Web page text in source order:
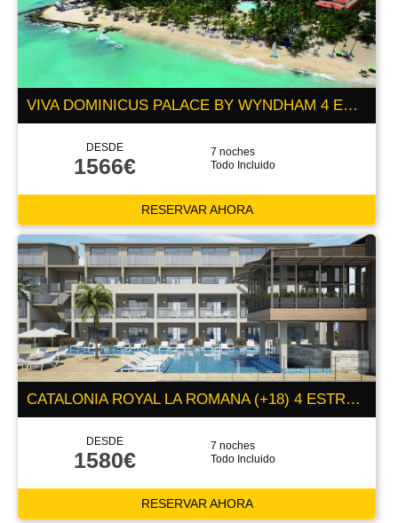
VIVA DOMINICUS PALACE BY WYNDHAM 4 ESTRELLAS
DESDE
1566€
7 noches
Todo Incluido
RESERVAR AHORA
CATALONIA ROYAL LA ROMANA (+18) 4 ESTRELLAS
DESDE
1580€
7 noches
Todo Incluido
RESERVAR AHORA